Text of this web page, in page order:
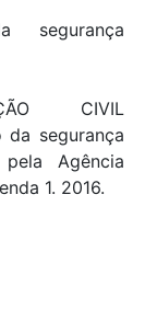
segurança
CIVIL
da segurança
Agência
1. 2016.